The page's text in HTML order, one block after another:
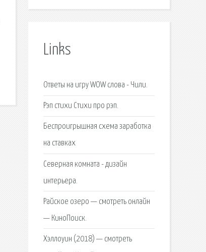
Links
Ответы на игру WOW слова - Чили.
Рэп стихи Стихи про рэп.
Беспроигрышная схема заработка
на ставках
Северная комната - дизайн
интерьера.
Райское озеро — смотреть онлайн
— КиноПоиск.
Хэллоуин (2018) — смотреть